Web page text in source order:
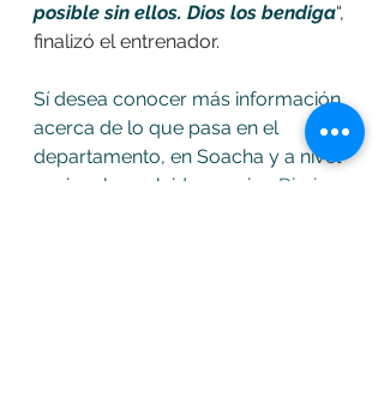
posible sin ellos. Dios los bendiga“,
finalizó el entrenador.
Sí desea conocer más información
acerca de lo que pasa en el
departamento, en Soacha y a nivel
nacional; no olvide seguir a
Diario